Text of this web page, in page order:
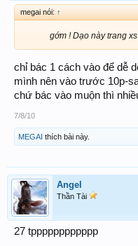
megai nói: ↑
gớm ! Dạo này trang
chỉ bác 1 cách vào để dễ
mình nên vào trước 10p-
chứ bác vào muộn thì
7/8/10
MEGAI thích bài này.
Angel
Thần Tài
27 tpppppppppppp